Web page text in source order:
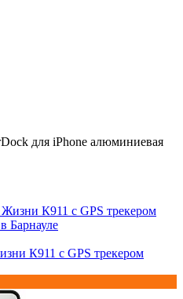
для iPhone алюминиевая
К911 с GPS трекером